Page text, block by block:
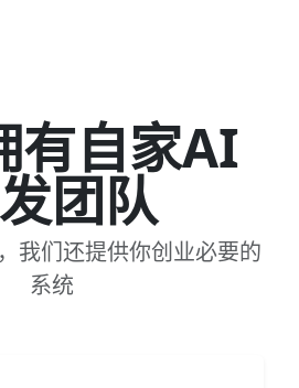
有自家AI
团队
我们还提供你创业必要的
系统